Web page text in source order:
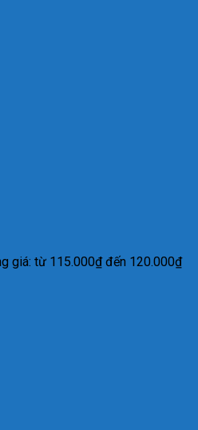
giá: từ 115.000₫ đến 120.000₫